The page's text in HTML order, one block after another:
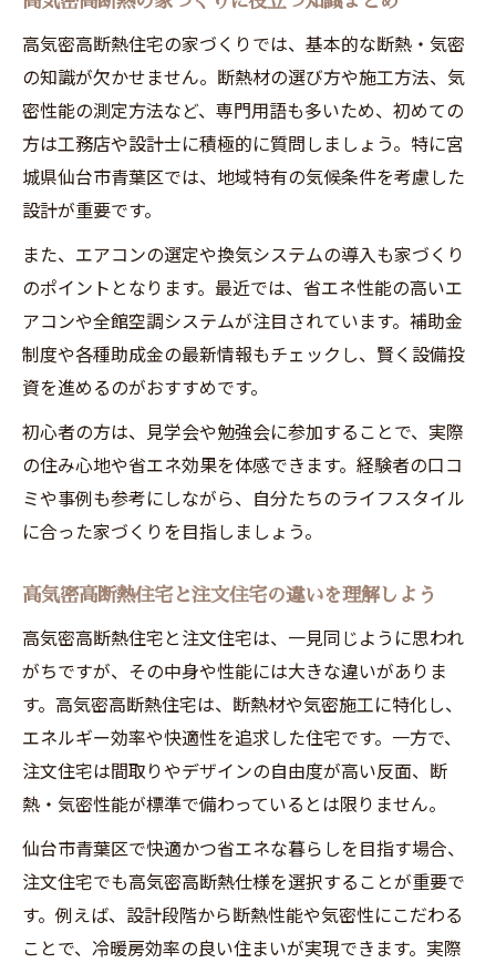
高気密高断熱住宅の家づくりでは、基本的な断熱・気密
の知識が欠かせません。断熱材の選び方や施工方法、気
密性能の測定方法など、専門用語も多いため、初めての
方は工務店や設計士に積極的に質問しましょう。特に宮
城県仙台市青葉区では、地域特有の気候条件を考慮した
設計が重要です。
また、エアコンの選定や換気システムの導入も家づくり
のポイントとなります。最近では、省エネ性能の高いエ
アコンや全館空調システムが注目されています。補助金
制度や各種助成金の最新情報もチェックし、賢く設備投
資を進めるのがおすすめです。
初心者の方は、見学会や勉強会に参加することで、実際
の住み心地や省エネ効果を体感できます。経験者の口コ
ミや事例も参考にしながら、自分たちのライフスタイル
に合った家づくりを目指しましょう。
高気密高断熱住宅と注文住宅の違いを理解しよう
高気密高断熱住宅と注文住宅は、一見同じように思われ
がちですが、その中身や性能には大きな違いがありま
す。高気密高断熱住宅は、断熱材や気密施工に特化し、
エネルギー効率や快適性を追求した住宅です。一方で、
注文住宅は間取りやデザインの自由度が高い反面、断
熱・気密性能が標準で備わっているとは限りません。
仙台市青葉区で快適かつ省エネな暮らしを目指す場合、
注文住宅でも高気密高断熱仕様を選択することが重要で
す。例えば、設計段階から断熱性能や気密性にこだわる
ことで、冷暖房効率の良い住まいが実現できます。実際